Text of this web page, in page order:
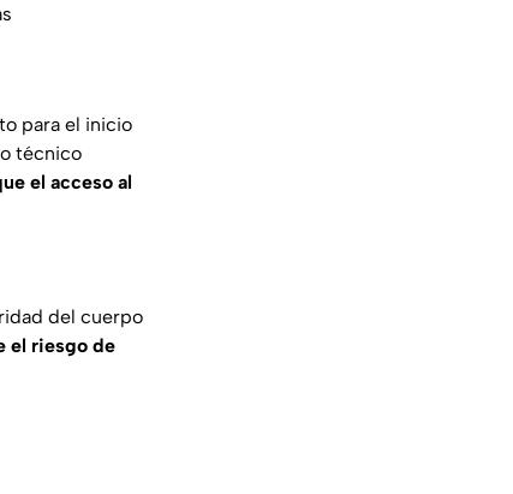
para el inicio
técnico
el acceso al
del cuerpo
el riesgo de